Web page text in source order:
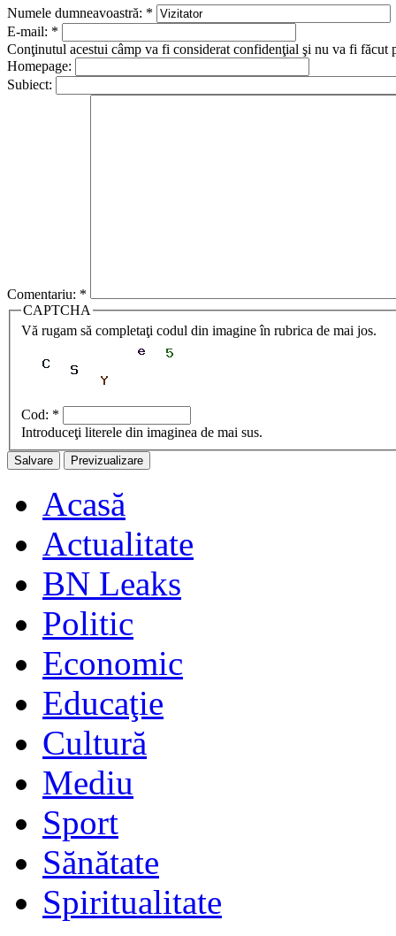
Numele dumneavoastră: *
E-mail: *
Conţinutul acestui câmp va fi considerat confidenţial şi nu va fi făcut
Homepage:
Subiect:
Comentariu: *
CAPTCHA
Vă rugam să completaţi codul din imagine în rubrica de mai jos.
Cod: *
Introduceţi literele din imaginea de mai sus.
Acasă
Actualitate
BN Leaks
Politic
Economic
Educaţie
Cultură
Mediu
Sport
Sănătate
Spiritualitate